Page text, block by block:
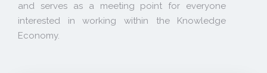
and serves as a meeting point for everyone
interested in working within the Knowledge
Economy.